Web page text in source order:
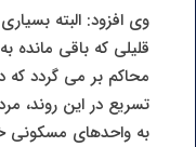
وی افزود: البته
قلیلی که باقی
محاکم بر می گردد که
تسریع در این روند،
به واحدهای مسکونی